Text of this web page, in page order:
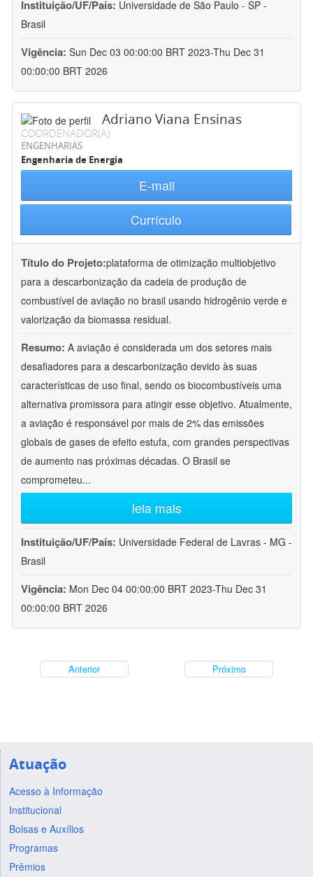
Instituição/UF/País: Universidade de São Paulo - SP -
Brasil
Vigência: Sun Dec 03 00:00:00 BRT 2023-Thu Dec 31
00:00:00 BRT 2026
Adriano Viana Ensinas
COORDENADOR(A)
ENGENHARIAS
Engenharia de Energia
E-mail
Currículo
Título do Projeto:plataforma de otimização multiobjetivo
para a descarbonização da cadeia de produção de
combustível de aviação no brasil usando hidrogênio verde e
valorização da biomassa residual.
Resumo: A aviação é considerada um dos setores mais
desafiadores para a descarbonização devido às suas
características de uso final, sendo os biocombustíveis uma
alternativa promissora para atingir esse objetivo. Atualmente,
a aviação é responsável por mais de 2% das emissões
globais de gases de efeito estufa, com grandes perspectivas
de aumento nas próximas décadas. O Brasil se
comprometeu...
leia mais
Instituição/UF/País: Universidade Federal de Lavras - MG -
Brasil
Vigência: Mon Dec 04 00:00:00 BRT 2023-Thu Dec 31
00:00:00 BRT 2026
Anterior Próximo
Atuação
Acesso à Informação
Institucional
Bolsas e Auxílios
Programas
Prêmios